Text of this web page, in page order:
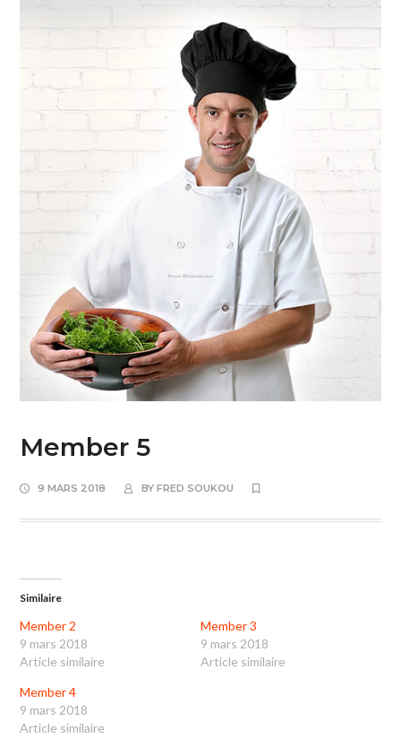
Member 5
9 MARS 2018 BYFRED SOUKOU
Similaire
Member 2
9 mars 2018
Article similaire
Member 3
9 mars 2018
Article similaire
Member 4
9 mars 2018
Article similaire